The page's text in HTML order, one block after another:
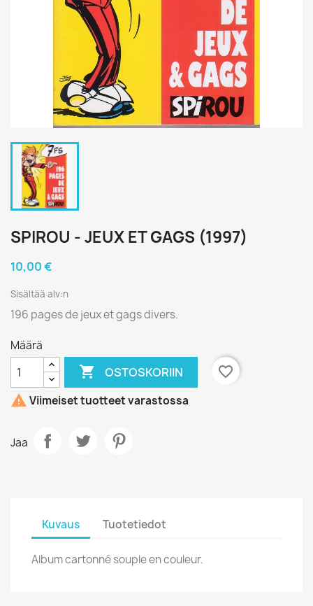
SPIROU - JEUX ET GAGS (1997)
10,00 €
Sisältää alv:n
196 pages de jeux et gags divers.
Määrä
 OSTOSKORIIN
favorite_border
 Viimeiset tuotteet varastossa
Jaa
Kuvaus Tuotetiedot
Album cartonné souple en couleur.